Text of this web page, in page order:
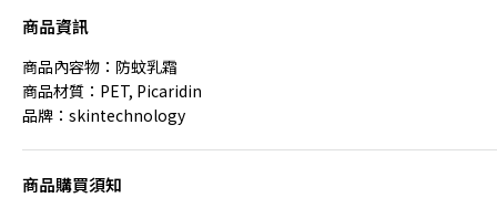
商品資訊
商品內容物：防蚊乳霜
商品材質：PET, Picaridin
品牌：skintechnology
商品購買須知